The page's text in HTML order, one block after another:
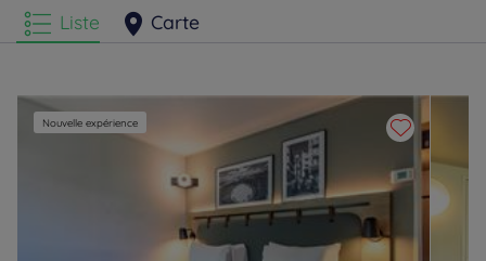
Liste Carte
Nouvelle expérience